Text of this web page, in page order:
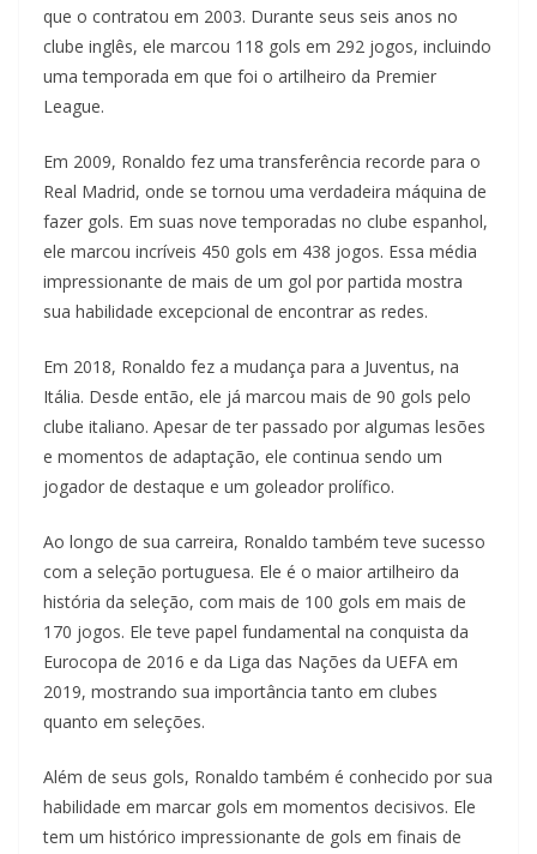
que o contratou em 2003. Durante seus seis anos no
clube inglês, ele marcou 118 gols em 292 jogos, incluindo
uma temporada em que foi o artilheiro da Premier
League.
Em 2009, Ronaldo fez uma transferência recorde para o
Real Madrid, onde se tornou uma verdadeira máquina de
fazer gols. Em suas nove temporadas no clube espanhol,
ele marcou incríveis 450 gols em 438 jogos. Essa média
impressionante de mais de um gol por partida mostra
sua habilidade excepcional de encontrar as redes.
Em 2018, Ronaldo fez a mudança para a Juventus, na
Itália. Desde então, ele já marcou mais de 90 gols pelo
clube italiano. Apesar de ter passado por algumas lesões
e momentos de adaptação, ele continua sendo um
jogador de destaque e um goleador prolífico.
Ao longo de sua carreira, Ronaldo também teve sucesso
com a seleção portuguesa. Ele é o maior artilheiro da
história da seleção, com mais de 100 gols em mais de
170 jogos. Ele teve papel fundamental na conquista da
Eurocopa de 2016 e da Liga das Nações da UEFA em
2019, mostrando sua importância tanto em clubes
quanto em seleções.
Além de seus gols, Ronaldo também é conhecido por sua
habilidade em marcar gols em momentos decisivos. Ele
tem um histórico impressionante de gols em finais de